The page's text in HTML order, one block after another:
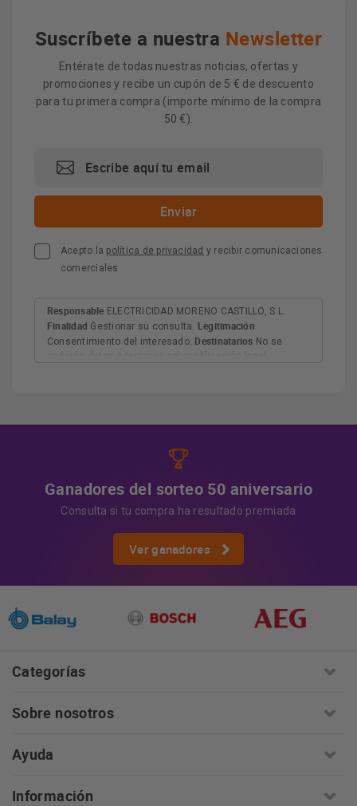
Suscríbete a nuestra Newsletter
Entérate de todas nuestras noticias, ofertas y
promociones y recibe un cupón de 5 € de descuento
para tu primera compra (importe mínimo de la compra
50 €).
Acepto la política de privacidad y recibir comunicaciones
comerciales
Responsable ELECTRICIDAD MORENO CASTILLO, S.L.
Finalidad Gestionar su consulta. Legitimación
Consentimiento del interesado. Destinatarios No se
Ganadores del sorteo 50 aniversario
Consulta si tu compra ha resultado premiada
Ver ganadores
Categorías
Sobre nosotros
Ayuda
Información